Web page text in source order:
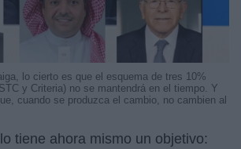
lo cierto es que el esquema de tres 10%
y Criteria) no se mantendrá en el tiempo. Y
cuando se produzca el cambio, no cambien al
tiene ahora mismo un objetivo: